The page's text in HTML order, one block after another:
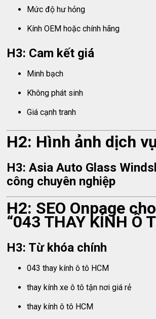
Mức độ hư hỏng
Kính OEM hoặc chính hãng
H3: Cam kết giá
Minh bạch
Không phát sinh
Giá cạnh tranh
H2: Hình ảnh dịch
H3: Asia Auto Glass
công chuyên nghiệp
H2: SEO Onpage
“043 THAY KÍNH Ô
H3: Từ khóa chính
043 thay kính ô tô HCM
thay kính xe ô tô tận nơi giá rẻ
thay kính ô tô HCM